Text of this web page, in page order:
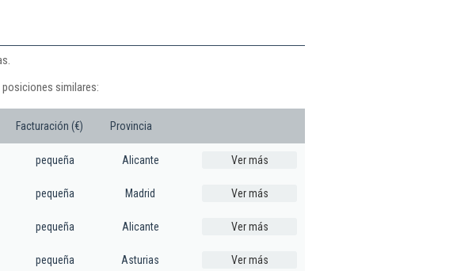
similares:
Facturación (€) Provincia
pequeña Alicante Ver más
pequeña Madrid Ver más
pequeña Alicante Ver más
pequeña Asturias Ver más